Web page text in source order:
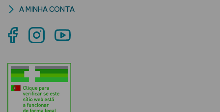
Rosto e
Ver Tudo
Cosmética
Rosto
A MINHA CONTA